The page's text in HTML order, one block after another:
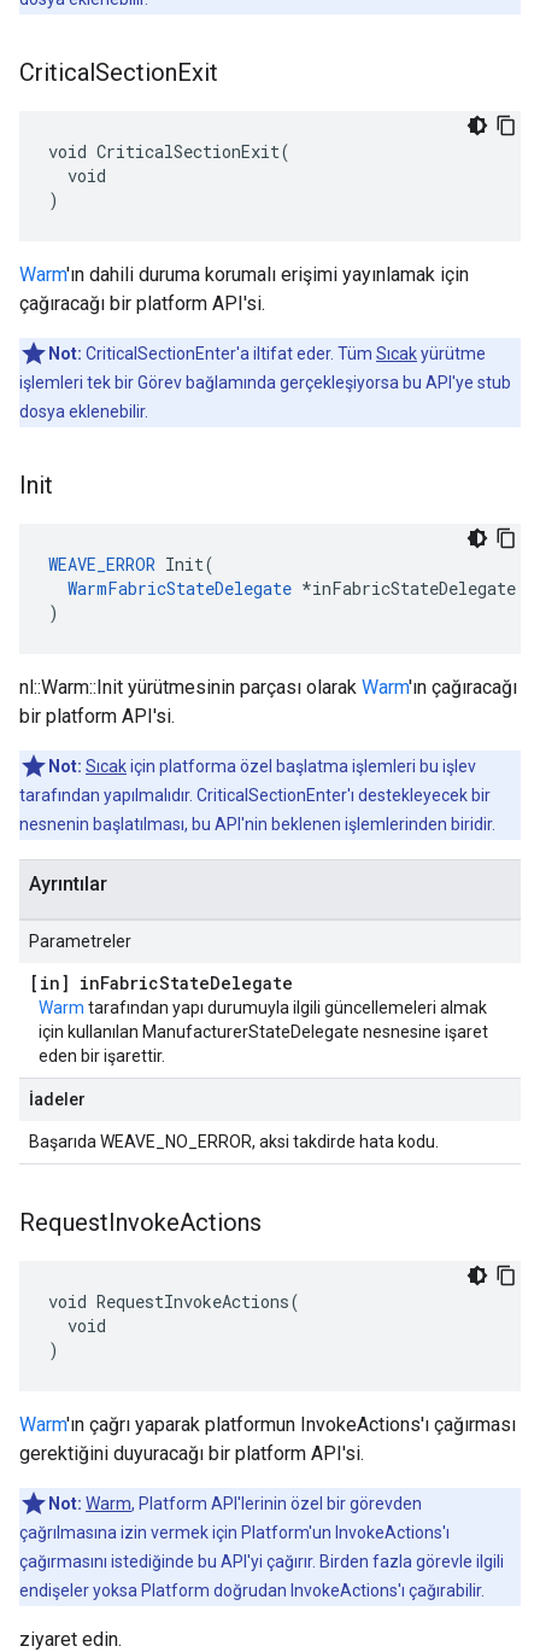
CriticalSectionExit
void CriticalSectionExit(
  void
)
Warm'ın dahili duruma korumalı erişimi yayınlamak için
çağıracağı bir platform API'si.
Not: CriticalSectionEnter'a iltifat eder. Tüm Sıcakyürütme
işlemleri tek bir Görev bağlamında gerçekleşiyorsa bu API'ye stub
dosya eklenebilir.
Init
WEAVE_ERROR Init(
WarmFabricStateDelegate *inFabricStateDelegate
)
nl::Warm::Init yürütmesinin parçası olarak Warm'ın çağıracağı
bir platform API'si.
Not: Sıcakiçin platforma özel başlatma işlemleri bu işlev
tarafından yapılmalıdır. CriticalSectionEnter'ı destekleyecek bir
nesnenin başlatılması, bu API'nin beklenen işlemlerinden biridir.
Ayrıntılar
Parametreler
[in] inFabricStateDelegate
Warm tarafından yapı durumuyla ilgili güncellemeleri almak
için kullanılan ManufacturerStateDelegate nesnesine işaret
eden bir işarettir.
İadeler
Başarıda WEAVE_NO_ERROR, aksi takdirde hata kodu.
RequestInvokeActions
void RequestInvokeActions(
  void
)
Warm'ın çağrı yaparak platformun InvokeActions'ı çağırması
gerektiğini duyuracağı bir platform API'si.
Not: Warm, Platform API'lerinin özel bir görevden
çağrılmasına izin vermek için Platform'un InvokeActions'ı
çağırmasını istediğinde bu API'yi çağırır. Birden fazla görevle ilgili
endişeler yoksa Platform doğrudan InvokeActions'ı çağırabilir.
ziyaret edin.